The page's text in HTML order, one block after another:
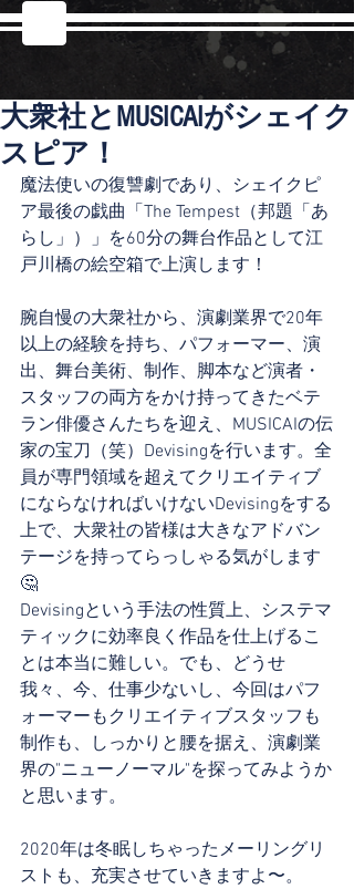
大衆社とMUSICAIがシェイク
スピア！
魔法使いの復讐劇であり、シェイクピ
ア最後の戯曲「The Tempest（邦題「あ
らし」）」を60分の舞台作品として江
戸川橋の絵空箱で上演します！
腕自慢の大衆社から、演劇業界で20年
以上の経験を持ち、パフォーマー、演
出、舞台美術、制作、脚本など演者・
スタッフの両方をかけ持ってきたベテ
ラン俳優さんたちを迎え、MUSICAIの伝
家の宝刀（笑）Devisingを行います。全
員が専門領域を超えてクリエイティブ
にならなければいけないDevisingをする
上で、大衆社の皆様は大きなアドバン
テージを持ってらっしゃる気がします
🤔
Devisingという手法の性質上、システマ
ティックに効率良く作品を仕上げるこ
とは本当に難しい。でも、どうせ
我々、今、仕事少ないし、今回はパフ
ォーマーもクリエイティブスタッフも
制作も、しっかりと腰を据え、演劇業
界の"ニューノーマル"を探ってみようか
と思います。
2020年は冬眠しちゃったメーリングリ
ストも、充実させていきますよ〜。